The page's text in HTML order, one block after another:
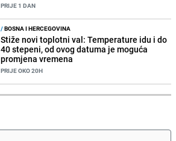
PRIJE 1 DAN
/BOSNA I HERCEGOVINA
Stiže novi toplotni val: Temperature idu i do
40 stepeni, od ovog datuma je moguća
promjena vremena
PRIJE OKO 20H